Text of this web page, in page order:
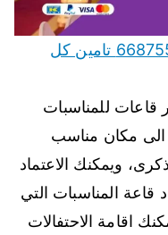
تأجير قاعات للمناسبات بنيدر 66875552 تامين كل
قاعات للمناسبات
الى مكان مناسب
ويمكنك الاعتماد
المناسبات التي
اقامة الاحتفالات